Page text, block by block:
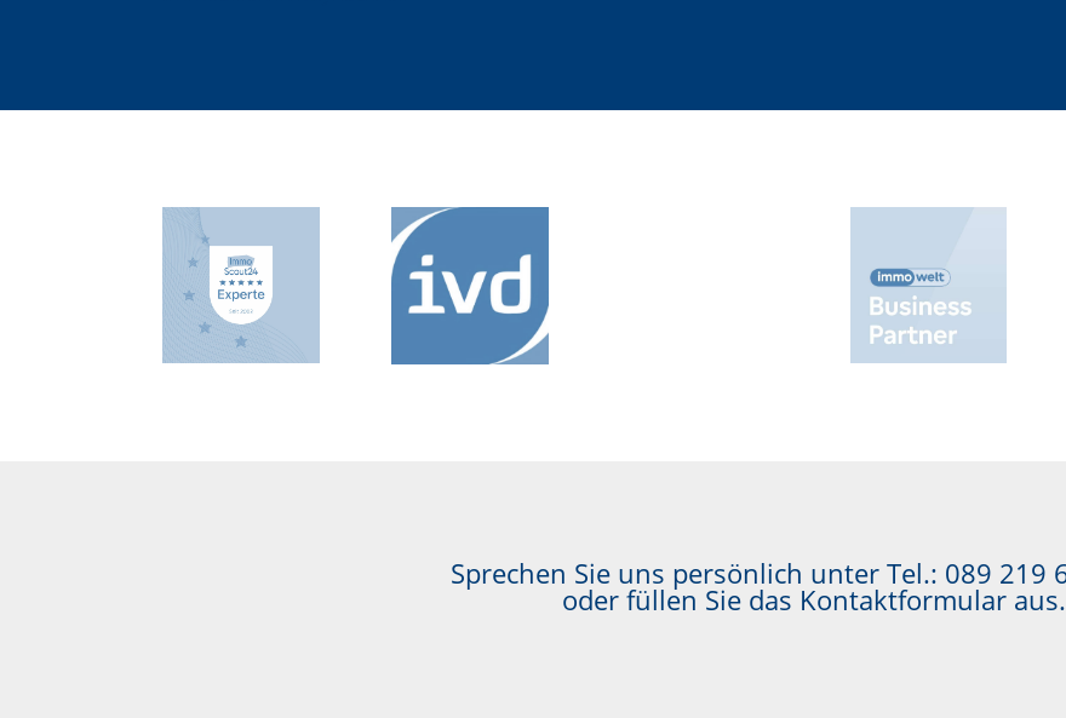
Sprechen Sie uns persönlich unter Tel.: 089 219
oder füllen Sie das Kontaktformular aus.